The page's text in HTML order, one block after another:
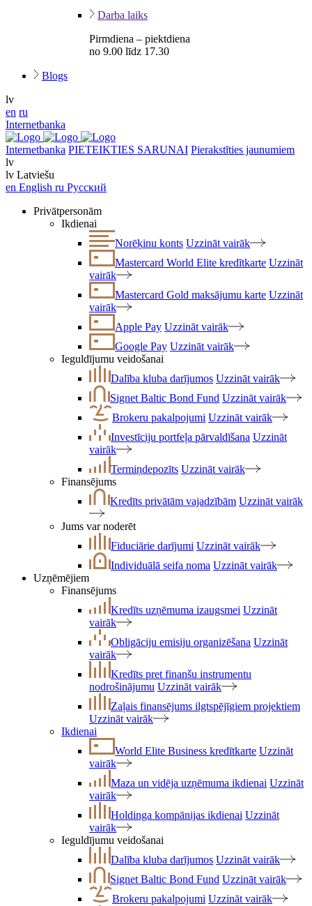
Darba laiks
Pirmdiena – piektdiena
no 9.00 līdz 17.30
Blogs
lv
en ru
Internetbanka
Internetbanka PIETEIKTIES SARUNAI Pierakstīties jaunumiem
lv
lv Latviešu
en English ru Русский
Privātpersonām
Ikdienai
Norēķinu konts Uzzināt vairāk
Mastercard World Elite kredītkarte Uzzināt
vairāk
Mastercard Gold maksājumu karte Uzzināt
vairāk
Apple Pay Uzzināt vairāk
Google Pay Uzzināt vairāk
Ieguldījumu veidošanai
Dalība kluba darījumos Uzzināt vairāk
Signet Baltic Bond Fund Uzzināt vairāk
Brokeru pakalpojumi Uzzināt vairāk
Investīciju portfeļa pārvaldīšana Uzzināt
vairāk
Termiņdepozīts Uzzināt vairāk
Finansējums
Kredīts privātām vajadzībām Uzzināt vairāk
Jums var noderēt
Fiduciārie darījumi Uzzināt vairāk
Individuālā seifa noma Uzzināt vairāk
Uzņēmējiem
Finansējums
Kredīts uzņēmuma izaugsmei Uzzināt
vairāk
Obligāciju emisiju organizēšana Uzzināt
vairāk
Kredīts pret finanšu instrumentu
nodrošinājumu Uzzināt vairāk
Zaļais finansējums ilgtspējīgiem projektiem
Uzzināt vairāk
Ikdienai
World Elite Business kredītkarte Uzzināt
vairāk
Maza un vidēja uzņēmuma ikdienai Uzzināt
vairāk
Holdinga kompānijas ikdienai Uzzināt
vairāk
Ieguldījumu veidošanai
Dalība kluba darījumos Uzzināt vairāk
Signet Baltic Bond Fund Uzzināt vairāk
Brokeru pakalpojumi Uzzināt vairāk